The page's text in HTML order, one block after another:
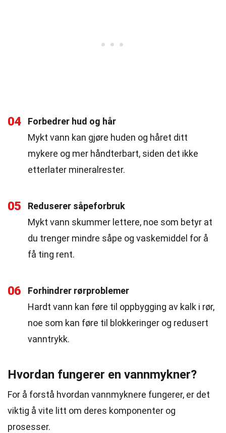
04
Forbedrer hud og hår
Mykt vann kan gjøre huden og håret ditt
mykere og mer håndterbart, siden det ikke
etterlater mineralrester.
05
Reduserer såpeforbruk
Mykt vann skummer lettere, noe som betyr at
du trenger mindre såpe og vaskemiddel for å
få ting rent.
06
Forhindrer rørproblemer
Hardt vann kan føre til oppbygging av kalk i rør,
noe som kan føre til blokkeringer og redusert
vanntrykk.
Hvordan fungerer en vannmykner?
For å forstå hvordan vannmyknere fungerer, er det
viktig å vite litt om deres komponenter og
prosesser.